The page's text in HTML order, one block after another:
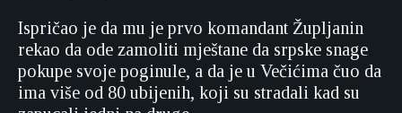
Ispričao je da mu je prvo komandant Župljanin
rekao da ode zamoliti mještane da srpske snage
pokupe svoje poginule, a da je u Večićima čuo da
ima više od 80 ubijenih, koji su stradali kad su